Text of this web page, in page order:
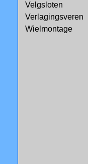
Velgsloten
Verlagingsveren
Wielmontage